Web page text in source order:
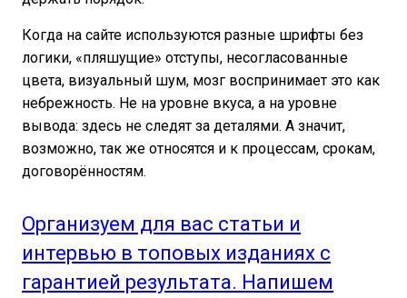
Когда на сайте используются разные шрифты без
логики, «пляшущие» отступы, несогласованные
цвета, визуальный шум, мозг воспринимает это как
небрежность. Не на уровне вкуса, а на уровне
вывода: здесь не следят за деталями. А значит,
возможно, так же относятся и к процессам, срокам,
договорённостям.
Организуем для вас статьи и
интервью в топовых изданиях с
гарантией результата. Напишем